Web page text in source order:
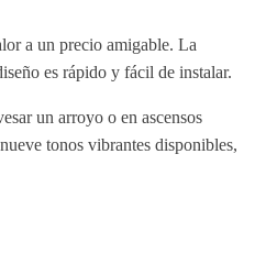
a un precio amigable. La
es rápido y fácil de instalar.
un arroyo o en ascensos
tonos vibrantes disponibles,